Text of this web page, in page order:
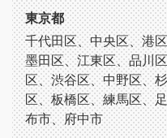
東京都
千代田区、中央区、港
墨田区、江東区、品川
区、渋谷区、中野区、
区、板橋区、練馬区、
布市、府中市